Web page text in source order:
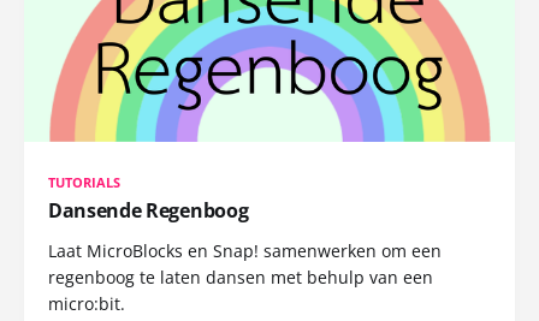
TUTORIALS
Dansende Regenboog
Laat MicroBlocks en Snap! samenwerken om een
regenboog te laten dansen met behulp van een
micro:bit.